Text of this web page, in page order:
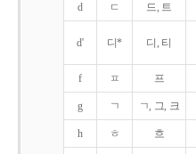
d ㄷ 드, 트
d' 디* 디, 티
f ㅍ 프
g ㄱ ㄱ, 그, 크
h ㅎ 흐